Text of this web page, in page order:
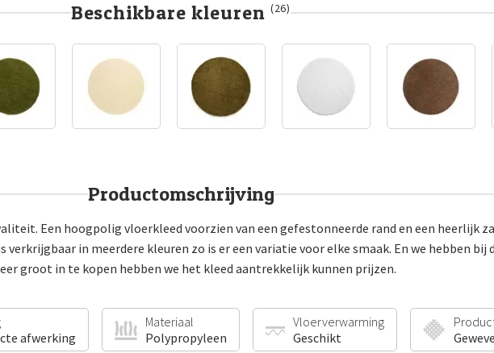
Beschikbare kleuren (26)
Productomschrijving
Een hoogpolig vloerkleed voorzien van een gefestonneerde rand en een heerlijk
verkrijgbaar in meerdere kleuren zo is er een variatie voor elke smaak. En we hebben bij
groot in te kopen hebben we het kleed aantrekkelijk kunnen prijzen.
afwerking
Materiaal
Polypropyleen
Vloerverwarming
Geschikt